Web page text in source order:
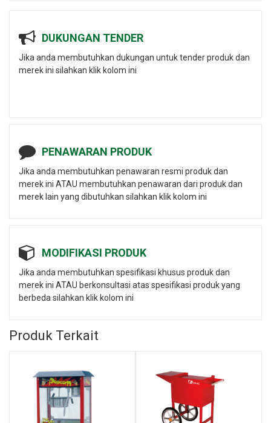
DUKUNGAN TENDER
Jika anda membutuhkan dukungan untuk tender produk dan
merek ini silahkan klik kolom ini
PENAWARAN PRODUK
Jika anda membutuhkan penawaran resmi produk dan
merek ini ATAU membutuhkan penawaran dari produk dan
merek lain yang dibutuhkan silahkan klik kolom ini
MODIFIKASI PRODUK
Jika anda membutuhkan spesifikasi khusus produk dan
merek ini ATAU berkonsultasi atas spesifikasi produk yang
berbeda silahkan klik kolom ini
Produk Terkait